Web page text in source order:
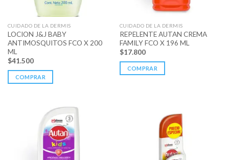
CUIDADO DE LA DERMIS
LOCION J&J BABY
ANTIMOSQUITOS FCO X 200
ML
$41.500
COMPRAR
CUIDADO DE LA DERMIS
REPELENTE AUTAN CREMA
FAMILY FCO X 196 ML
$17.800
COMPRAR